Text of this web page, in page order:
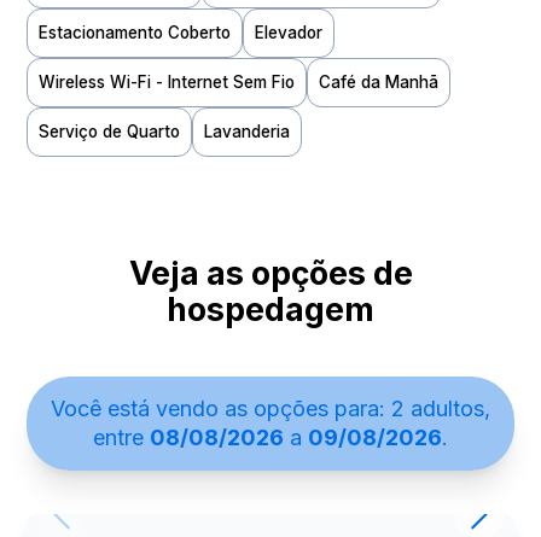
Estacionamento Coberto Elevador
Wireless Wi-Fi - Internet Sem Fio Café da Manhã
Serviço de Quarto Lavanderia
Veja as opções de
hospedagem
Você está vendo as opções para: 2 adultos,
entre 08/08/2026 a 09/08/2026.